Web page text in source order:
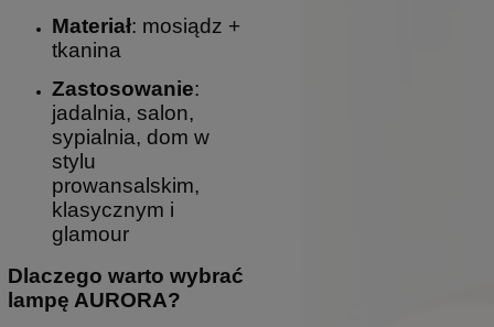
Materiał: mosiądz +
tkanina
Zastosowanie:
jadalnia, salon,
sypialnia, dom w
stylu
prowansalskim,
klasycznym i
glamour
Dlaczego warto wybrać
lampę AURORA?